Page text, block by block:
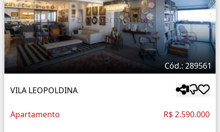
Cód.: 289561
VILA LEOPOLDINA
Apartamento R$ 2.590.000